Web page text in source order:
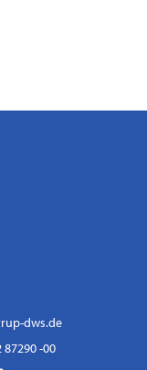
dws.de
87290 -00